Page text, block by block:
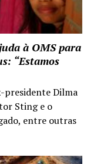
à OMS para
“Estamos
presidente Dilma
Sting e o
entre outras